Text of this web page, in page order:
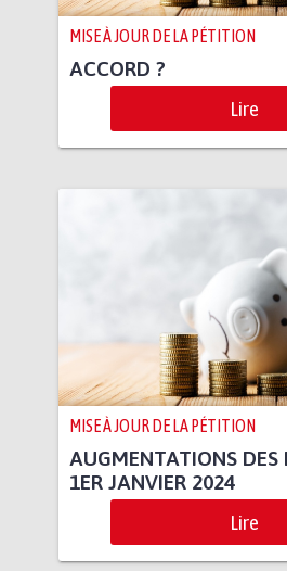
MISE À JOUR DE LA PÉTITION
ACCORD ?
Lire
MISE À JOUR DE LA PÉTITION
AUGMENTATIONS DES
1ER JANVIER 2024
Lire